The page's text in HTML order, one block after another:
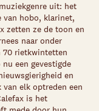
uit: het
van hobo, klarinet,
zetten ze de toon en
naar onder
70 rietkwintetten
een gevestigde
en
elk optreden een
is het